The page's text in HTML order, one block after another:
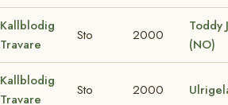
Kallblodig
Travare
Sto 2000
Toddy
(NO)
Kallblodig
Travare
Sto 2000